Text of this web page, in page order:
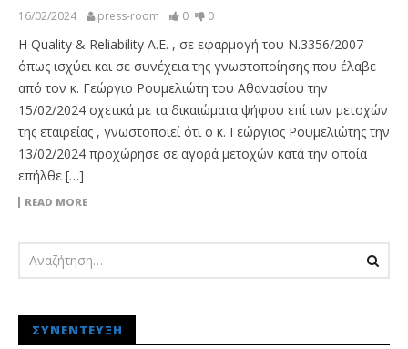
16/02/2024 press-room 0 0
Η Quality & Reliability Α.Ε. , σε εφαρμογή του Ν.3356/2007
όπως ισχύει και σε συνέχεια της γνωστοποίησης που έλαβε
από τον κ. Γεώργιο Ρουμελιώτη του Αθανασίου την
15/02/2024 σχετικά με τα δικαιώματα ψήφου επί των μετοχών
της εταιρείας , γνωστοποιεί ότι ο κ. Γεώργιος Ρουμελιώτης την
13/02/2024 προχώρησε σε αγορά μετοχών κατά την οποία
επήλθε […]
READ MORE
ΣΥΝΈΝΤΕΥΞΗ